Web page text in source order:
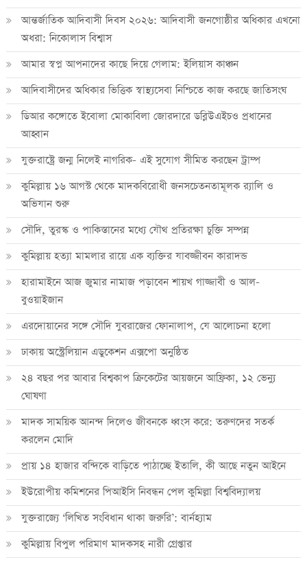
আন্তর্জাতিক আদিবাসী দিবস ২০২৬: আদিবাসী জনগোষ্ঠীর অধিকার এখনো
অধরা: নিকোলাস বিশ্বাস
আমার স্বপ্ন আপনাদের কাছে দিয়ে গেলাম: ইলিয়াস কাঞ্চন
আদিবাসীদের অধিকার ভিত্তিক স্বাস্থ্যসেবা নিশ্চিতে কাজ করছে জাতিসংঘ
ডিআর কঙ্গোতে ইবোলা মোকাবিলা জোরদারে ডব্লিউএইচও প্রধানের
আহ্বান
যুক্তরাষ্ট্রে জন্ম নিলেই নাগরিক- এই সুযোগ সীমিত করছেন ট্রাম্প
কুমিল্লায় ১৬ আগস্ট থেকে মাদকবিরোধী জনসচেতনতামূলক র‍্যালি ও
অভিযান শুরু
সৌদি, তুরস্ক ও পাকিস্তানের মধ্যে যৌথ প্রতিরক্ষা চুক্তি সম্পন্ন
কুমিল্লায় হত্যা মামলার রায়ে এক ব্যক্তির যাবজ্জীবন কারাদন্ড
হারামাইনে আজ জুমার নামাজ পড়াবেন শায়খ গাজ্জাবী ও আল-
বুওয়াইজান
এরদোয়ানের সঙ্গে সৌদি যুবরাজের ফোনালাপ, যে আলোচনা হলো
ঢাকায় অস্ট্রেলিয়ান এডুকেশন এক্সপো অনুষ্ঠিত
২৪ বছর পর আবার বিশ্বকাপ ক্রিকে‌টের আয়জনে আফ্রিকা, ১২ ভেন্যু
ঘোষণা
মাদক সাময়িক আনন্দ দিলেও জীবনকে ধ্বংস করে: তরুণদের সতর্ক
করলেন মোদি
প্রায় ১৪ হাজার বন্দিকে বাড়িতে পাঠাচ্ছে ইতালি, কী আছে নতুন আইনে
ইউরোপীয় কমিশনের পিআইসি নিবন্ধন পেল কুমিল্লা বিশ্ববিদ্যালয়
যুক্তরাজ্যে ‘লিখিত সংবিধান থাকা জরুরি’: বার্নহ্যাম
কুমিল্লায় বিপুল পরিমাণ মাদকসহ নারী গ্রেপ্তার